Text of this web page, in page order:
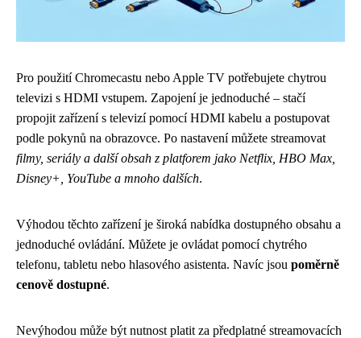
Pro použití Chromecastu nebo Apple TV potřebujete chytrou
televizi s HDMI vstupem. Zapojení je jednoduché – stačí
propojit zařízení s televizí pomocí HDMI kabelu a postupovat
podle pokynů na obrazovce. Po nastavení můžete streamovat
filmy, seriály a další obsah z platforem jako Netflix, HBO Max,
Disney+, YouTube a mnoho dalších.
Výhodou těchto zařízení je široká nabídka dostupného obsahu a
jednoduché ovládání. Můžete je ovládat pomocí chytrého
telefonu, tabletu nebo hlasového asistenta. Navíc jsou poměrně
cenově dostupné.
Nevýhodou může být nutnost platit za předplatné streamovacích